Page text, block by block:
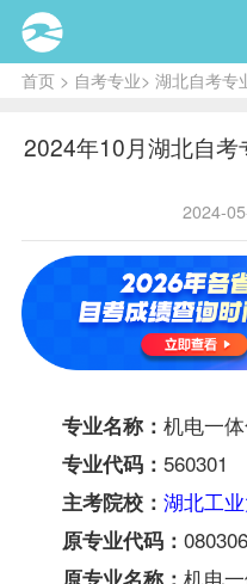
首页> 自考专业> 湖北自考专
2024年10月湖北自
2024-
专业名称： 机电一体
专业代码： 560301
主考院校： 湖北工
原专业代码： 080306
原专业名称： 机电